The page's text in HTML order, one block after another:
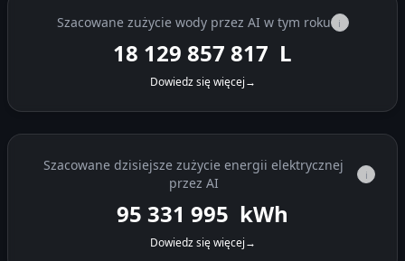
Szacowane zużycie wody przez AI w tym roku i
18 129 858 513 L
Dowiedz się więcej→
Szacowane dzisiejsze zużycie energii elektrycznej
przez AI
i
95 333 386 kWh
Dowiedz się więcej→